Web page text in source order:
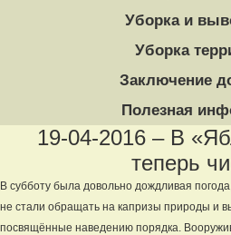
Уборка и
Уборка
Заключение
Полезная
19-04-2016 – В
теперь
В субботу была довольно дождливая
не стали обращать на капризы природы и
посвящённые наведению порядка.